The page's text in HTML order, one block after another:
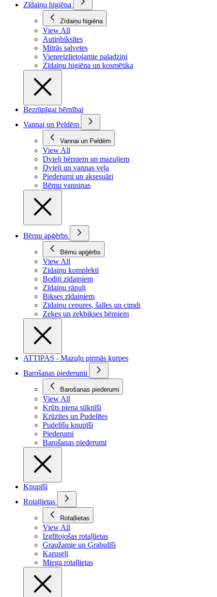
Zīdaiņu higiēna
Zīdaiņu higiēna
View All
Autiņbiksītes
Mitrās salvetes
Vienreizlietojamie paladziņi
Zīdaiņu higiēna un kosmētika
Bezrūpīgai bērnībai
Vannai un Peldēm
Vannai un Peldēm
View All
Dvieļi bērniem un mazuļiem
Dvieļi un vannas veļa
Piederumi un aksesuāri
Bērnu vanniņas
Bērnu apģērbs
Bērnu apģērbs
View All
Zīdaiņu komplekti
Bodiji zīdaiņiem
Zīdaiņu rāpuļi
Bikses zīdaiņiem
Zīdaiņu cepures, šalles un cimdi
Zeķes un zeķbikses bērniem
ATTIPAS - Mazuļu pirmās kurpes
Barošanas piederumi
Barošanas piederumi
View All
Krūts piena sūknīši
Krūzītes un Pudelītes
Pudelīšu knupīši
Piederumi
Barošanas piederumi
Knupīši
Rotaļlietas
Rotaļlietas
View All
Izglītojošas rotaļlietas
Graužamie un Grabulīši
Karuseļi
Miega rotaļlietas